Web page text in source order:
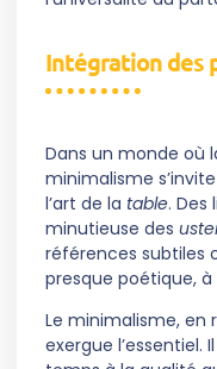
Intégration des
Dans un monde où
minimalisme
l’art de la table. Des
minutieuse des
références subtiles
presque poétique,
Le minimalisme, en
exergue l’essentiel.